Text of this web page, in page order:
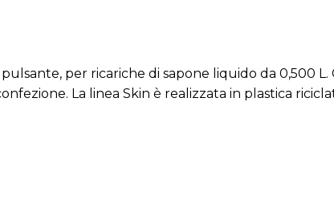
per ricariche di sapone liquido da 0,500 L.
La linea Skin è realizzata in plastica